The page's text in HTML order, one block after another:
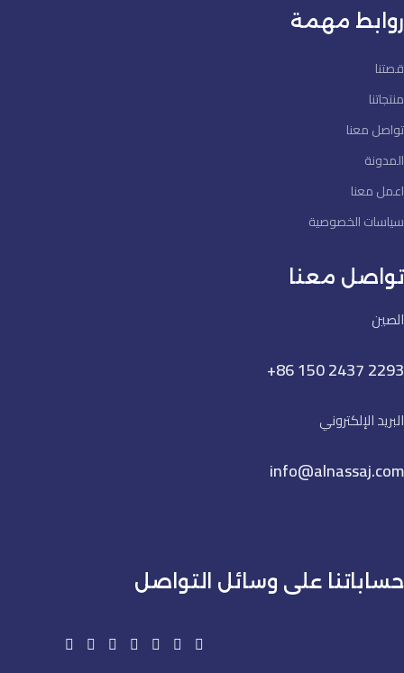
روابط مهمة
قصتنا
منتجاتنا
تواصل معنا
المدونة
اعمل معنا
سياسات الخصوصية
تواصل معنا
الصين
+86 150 2437 2293
البريد الإلكتروني
info@alnassaj.com
حساباتنا على وسائل التواصل